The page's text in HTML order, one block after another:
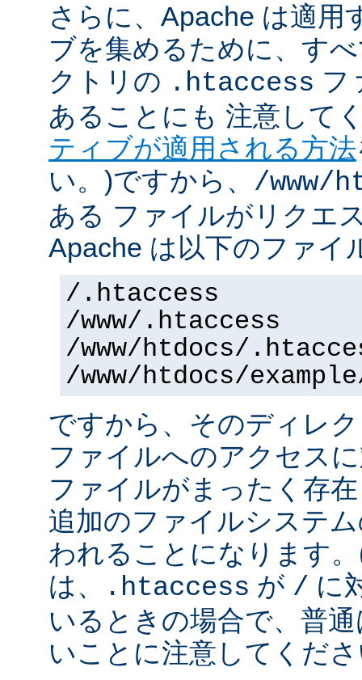
さらに、Apache は適用
ブを集めるために、す
クトリの .htaccess フ
あることにも 注意して
ティブが適用される方法
い。)ですから、 /www/
ある ファイルがリクエ
Apache は以下のファイ
/.htaccess
/www/.htaccess
/www/htdocs/
/www/htdocs/
ですから、そのディレ
ファイルへのアクセス
ファイルがまったく存
追加のファイルシステ
われることになります
は、
.htaccess が / に
いるときの場合で、普
いことに注意してくだ